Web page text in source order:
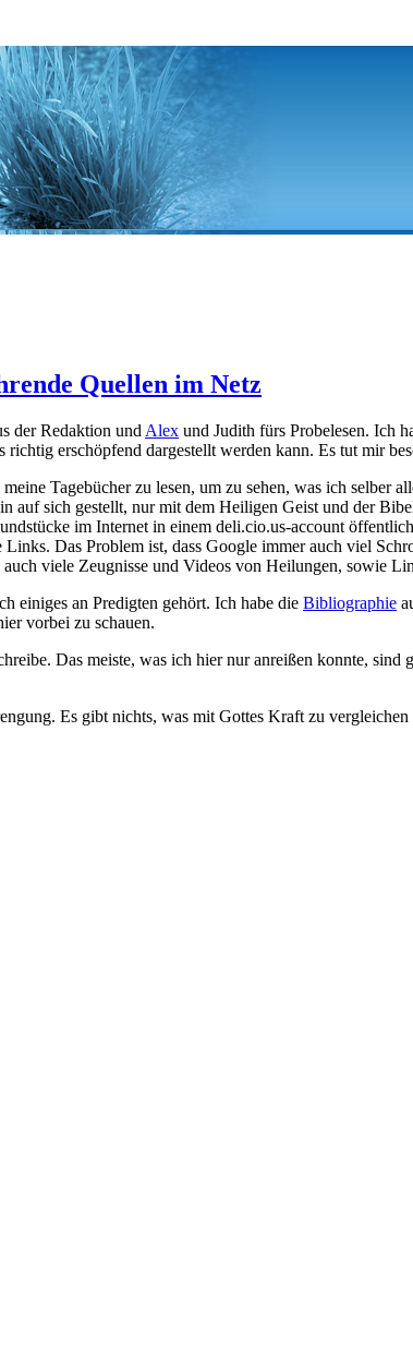
Quellen im Netz
der Redaktion und Alex und Judith fürs Probelesen. Ich
erschöpfend dargestellt werden kann. Es tut mir
Tagebücher zu lesen, um zu sehen, was ich selber
sich gestellt, nur mit dem Heiligen Geist und der
im Internet in einem deli.cio.us-account
Links. Das Problem ist, dass Google immer auch viel
viele Zeugnisse und Videos von Heilungen, sowie
einiges an Predigten gehört. Ich habe die Bibliographie
vorbei zu schauen.
Das meiste, was ich hier nur anreißen konnte, sind
Es gibt nichts, was mit Gottes Kraft zu vergleichen